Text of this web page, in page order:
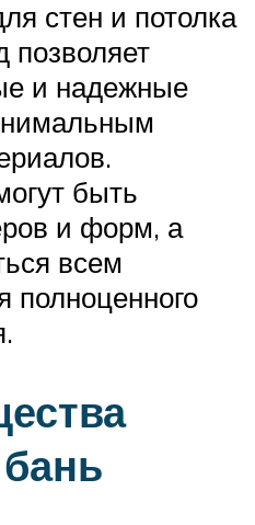
стен и потолка
позволяет
и надежные
быть
и форм, а
всем